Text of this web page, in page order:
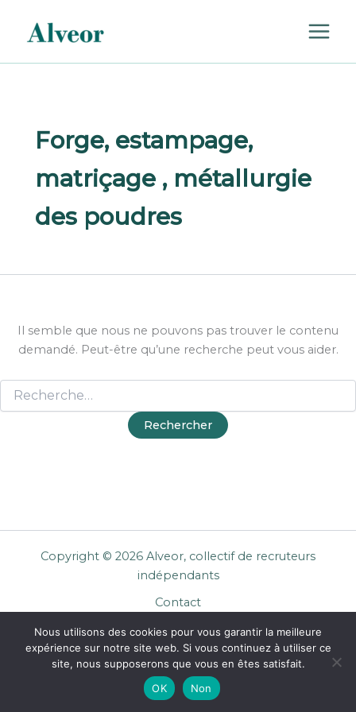
contenu
Forge, estampage,
matriçage , métallurgie
des poudres
Il semble que nous ne pouvons pas trouver le contenu
demandé. Peut-être qu’une recherche peut vous aider.
Copyright © 2026 Alveor, collectif de recruteurs
indépendants
Contact
Mentions légales
Confidentialité
CGU Entreprises
Nous utilisons des cookies pour vous garantir la meilleure
expérience sur notre site web. Si vous continuez à utiliser ce
site, nous supposerons que vous en êtes satisfait.
OK
Non